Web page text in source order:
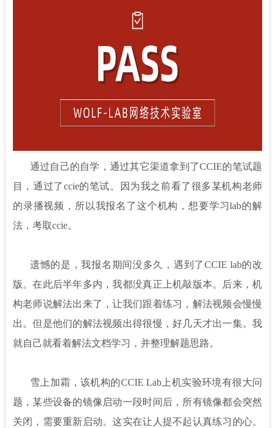
通过自己的自学，通过其它渠道拿到了CCIE的笔试题
目，通过了ccie的笔试。因为我之前看了很多某机构老师
的录播视频，所以我报名了这个机构，想要学习lab的解
法，考取ccie。
遗憾的是，我报名期间没多久，遇到了CCIE lab的改
版。在此后半年多内，我都没真正上机敲版本。后来，机
构老师说解法出来了，让我们跟着练习，解法视频会慢慢
出。但是他们的解法视频出得很慢，好几天才出一集。我
就自己就看着解法文档学习，并整理解题思路。
雪上加霜，该机构的CCIE Lab上机实验环境有很大问
题，某些设备的镜像启动一段时间后，所有镜像都会突然
关闭，需要重新启动。这实在让人提不起认真练习的心。